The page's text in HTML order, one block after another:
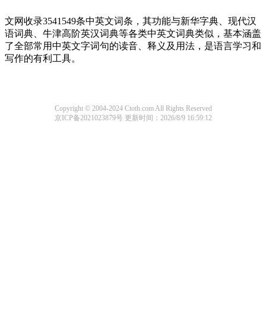
文网收录3541549条中英文词条，其功能与新华字典、现代汉
语词典、牛津高阶英汉词典等各类中英文词典类似，基本涵盖
了全部常用中英文字词句的读音、释义及用法，是语言学习和
写作的有利工具。
Copyright © 2004-2024 Ctoth.com All Rights Reserved
京ICP备2021023879号 更新时间：2026/8/9 16:59:12